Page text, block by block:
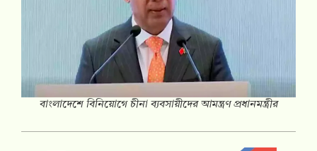
বাংলাদেশে বিনিয়োগে চীনা ব্যবসায়ীদের আমন্ত্রণ প্রধানমন্ত্রীর